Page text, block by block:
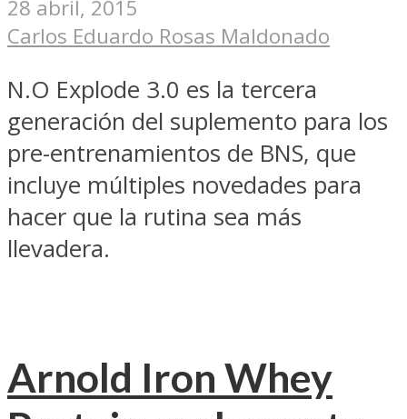
28 abril, 2015
Carlos Eduardo Rosas Maldonado
N.O Explode 3.0 es la tercera
generación del suplemento para los
pre-entrenamientos de BNS, que
incluye múltiples novedades para
hacer que la rutina sea más
llevadera.
Arnold Iron Whey